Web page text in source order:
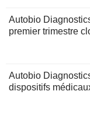
Autobio
premier trimestre
Autobio
dispositifs